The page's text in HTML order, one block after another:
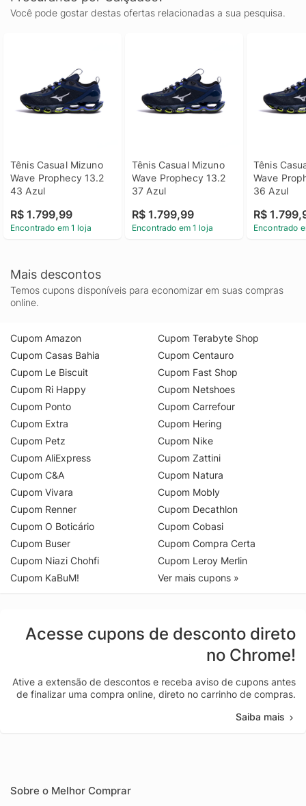
Você pode gostar destas ofertas relacionadas a sua pesquisa.
Tênis Casual Mizuno
Wave Prophecy 13.2
43 Azul
R$ 1.799,99
Encontrado em 1 loja
Tênis Casual Mizuno
Wave Prophecy 13.2
37 Azul
R$ 1.799,99
Encontrado em 1 loja
Tênis
Wave
36 Azul
R$
Encontrado
Mais descontos
Temos cupons disponíveis para economizar em suas compras
online.
Cupom Amazon
Cupom Casas Bahia
Cupom Le Biscuit
Cupom Ri Happy
Cupom Ponto
Cupom Extra
Cupom Petz
Cupom AliExpress
Cupom C&A
Cupom Vivara
Cupom Renner
Cupom O Boticário
Cupom Buser
Cupom Niazi Chohfi
Cupom KaBuM!
Cupom Terabyte Shop
Cupom Centauro
Cupom Fast Shop
Cupom Netshoes
Cupom Carrefour
Cupom Hering
Cupom Nike
Cupom Zattini
Cupom Natura
Cupom Mobly
Cupom Decathlon
Cupom Cobasi
Cupom Compra Certa
Cupom Leroy Merlin
Ver mais cupons »
Acesse cupons de desconto direto
no Chrome!
Ative a extensão de descontos e receba aviso de cupons antes
de finalizar uma compra online, direto no carrinho de compras.
Saiba mais
Sobre o Melhor Comprar